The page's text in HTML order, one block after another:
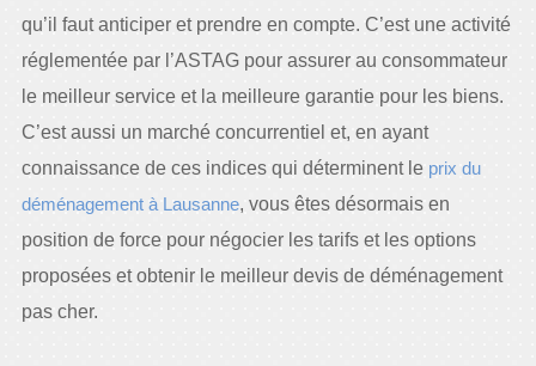
qu’il faut anticiper et prendre en compte. C’est une activité
réglementée par l’ASTAG pour assurer au consommateur
le meilleur service et la meilleure garantie pour les biens.
C’est aussi un marché concurrentiel et, en ayant
connaissance de ces indices qui déterminent le prix du
déménagement à Lausanne, vous êtes désormais en
position de force pour négocier les tarifs et les options
proposées et obtenir le meilleur devis de déménagement
pas cher.